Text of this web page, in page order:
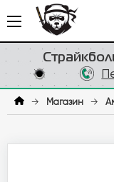
→ Магазин →